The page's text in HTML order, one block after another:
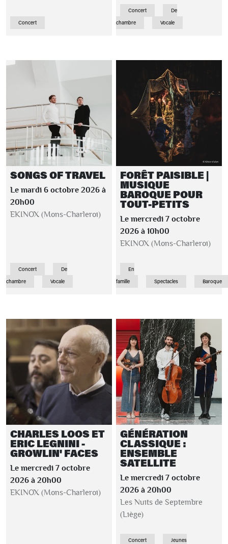
Concert
Concert
De
chambre
Vocale
SONGS OF TRAVEL
Le mardi 6 octobre 2026 à
20h00
EKINOX (Mons-Charleroi)
Concert
De
chambre
Vocale
FORÊT PAISIBLE |
MUSIQUE
BAROQUE POUR
TOUT-PETITS
Le mercredi 7 octobre
2026 à 10h00
EKINOX (Mons-Charleroi)
En
famille
Spectacles Baroque
CHARLES LOOS ET
ERIC LEGNINI -
GROWLIN' FACES
Le mercredi 7 octobre
2026 à 20h00
EKINOX (Mons-Charleroi)
GÉNÉRATION
CLASSIQUE :
ENSEMBLE
SATELLITE
Le mercredi 7 octobre
2026 à 20h00
Les Nuits de Septembre
(Liège)
Concert
Jeunes